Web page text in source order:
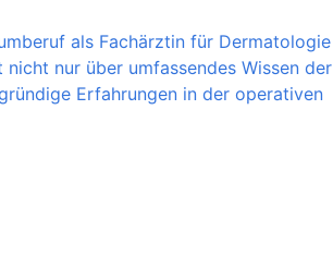
als Fachärztin für Dermatologie
nur über umfassendes Wissen der
Erfahrungen in der operativen